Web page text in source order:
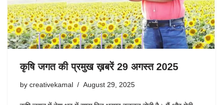
कृषि जगत की प्रमुख ख़बरें 29 अगस्त 2025
by creativekamal August 29, 2025